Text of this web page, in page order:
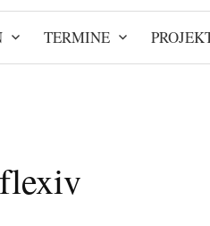
TERMINE